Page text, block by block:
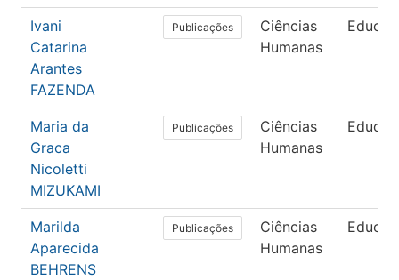
Ivani
Catarina
Arantes
FAZENDA
Publicações
Ciências
Humanas
Maria da
Graca
Nicoletti
MIZUKAMI
Publicações
Ciências
Humanas
Marilda
Aparecida
BEHRENS
Publicações
Ciências
Humanas